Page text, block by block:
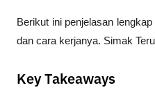
Berikut ini penjelasan
dan cara kerjanya. Simak
Key Takeaways